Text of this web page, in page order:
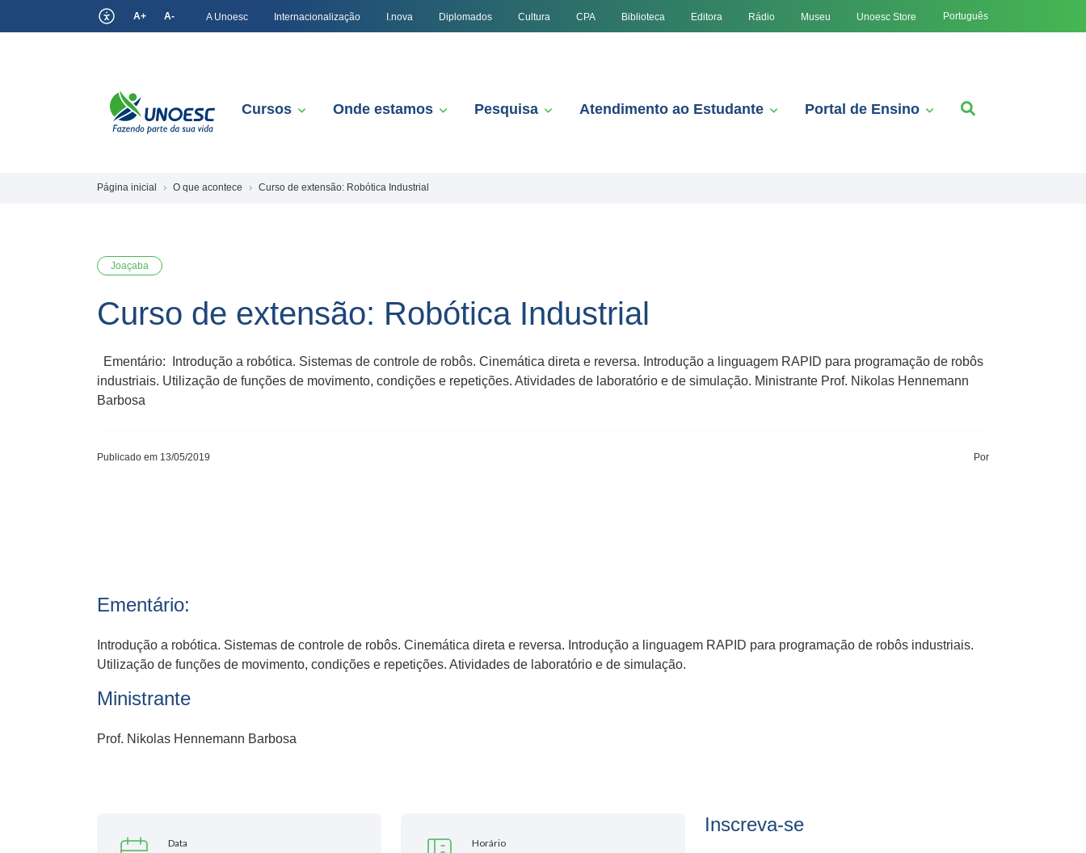
A+ A- A Unoesc Internacionalização I.nova Diplomados Cultura CPA Biblioteca Editora Rádio Museu Unoesc Store Português
Cursos Onde estamos Pesquisa Atendimento ao Estudante Portal de Ensino
Página inicial O que acontece Curso de extensão: Robótica Industrial
Joaçaba
Curso de extensão: Robótica Industrial
Ementário: Introdução a robótica. Sistemas de controle de robôs. Cinemática direta e reversa. Introdução a linguagem RAPID para programação de robôs
industriais. Utilização de funções de movimento, condições e repetições. Atividades de laboratório e de simulação. Ministrante Prof. Nikolas Hennemann
Barbosa
Publicado em 13/05/2019 Por
Ementário:
Introdução a robótica. Sistemas de controle de robôs. Cinemática direta e reversa. Introdução a linguagem RAPID para programação de robôs industriais.
Utilização de funções de movimento, condições e repetições. Atividades de laboratório e de simulação.
Ministrante
Prof. Nikolas Hennemann Barbosa
Data Horário
Inscreva-se